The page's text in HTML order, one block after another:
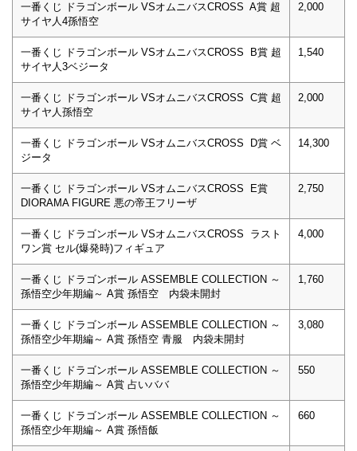
一番くじ ドラゴンボール VSオムニバスCROSS A賞 超
サイヤ人4孫悟空
2,000
一番くじ ドラゴンボール VSオムニバスCROSS B賞 超
サイヤ人3ベジータ
1,540
一番くじ ドラゴンボール VSオムニバスCROSS C賞 超
サイヤ人孫悟空
2,000
一番くじ ドラゴンボール VSオムニバスCROSS D賞 ベ
ジータ
14,300
一番くじ ドラゴンボール VSオムニバスCROSS E賞
DIORAMA FIGURE 悪の帝王フリーザ
2,750
一番くじ ドラゴンボール VSオムニバスCROSS ラスト
ワン賞 セル(爆発時)フィギュア
4,000
一番くじ ドラゴンボール ASSEMBLE COLLECTION ～
孫悟空少年期編～ A賞 孫悟空 内袋未開封
1,760
一番くじ ドラゴンボール ASSEMBLE COLLECTION ～
孫悟空少年期編～ A賞 孫悟空 青服 内袋未開封
3,080
一番くじ ドラゴンボール ASSEMBLE COLLECTION ～
孫悟空少年期編～ A賞 占いババ
550
一番くじ ドラゴンボール ASSEMBLE COLLECTION ～
孫悟空少年期編～ A賞 孫悟飯
660